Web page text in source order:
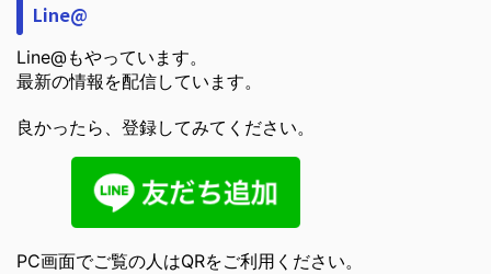
Line@
Line@もやっています。
最新の情報を配信しています。
良かったら、登録してみてください。
PC画面でご覧の人はQRをご利用ください。